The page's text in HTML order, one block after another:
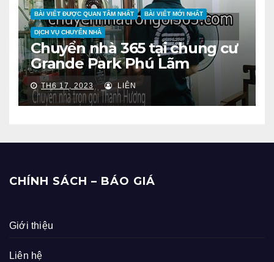
BÀI VIẾT ĐƯỢC QUAN TÂM NHẤT BÀI VIẾT MỚI NHẤT
DỊCH VỤ CHUYỂN NHÀ
Chuyển nhà 365 tại chung cư
Grande Park Phú Lãm
TH6 17, 2023 LIÊN
CHÍNH SÁCH – BÁO GIÁ
Giới thiệu
Liên hệ